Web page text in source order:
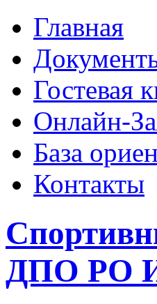
Главная
Гостевая
Онлайн-
База
Контакты
ДПО РО